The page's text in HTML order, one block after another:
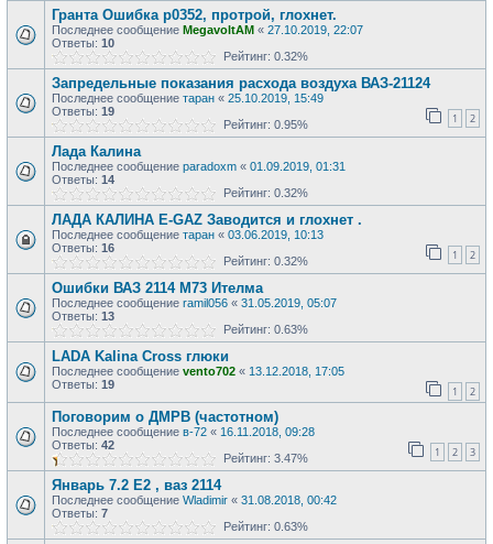
Гранта Ошибка p0352, протрой, глохнет.
Последнее сообщение MegavoltAM « 27.10.2019, 22:07
Ответы: 10
Рейтинг: 0.32%
Запредельные показания расхода воздуха ВАЗ-21124
Последнее сообщение таран « 25.10.2019, 15:49
Ответы: 19 1 2
Рейтинг: 0.95%
Лада Калина
Последнее сообщение paradoxm « 01.09.2019, 01:31
Ответы: 14
Рейтинг: 0.32%
ЛАДА КАЛИНА E-GAZ Заводится и глохнет .
Последнее сообщение таран « 03.06.2019, 10:13
Ответы: 16 1 2
Рейтинг: 0.32%
Ошибки ВАЗ 2114 М73 Ителма
Последнее сообщение ramil056 « 31.05.2019, 05:07
Ответы: 13
Рейтинг: 0.63%
LADA Kalina Cross глюки
Последнее сообщение vento702 « 13.12.2018, 17:05
Ответы: 19 1 2
Поговорим о ДМРВ (частотном)
Последнее сообщение в-72 « 16.11.2018, 09:28
Ответы: 42 1 2 3
Рейтинг: 3.47%
Январь 7.2 Е2 , ваз 2114
Последнее сообщение Wladimir « 31.08.2018, 00:42
Ответы: 7
Рейтинг: 0.63%